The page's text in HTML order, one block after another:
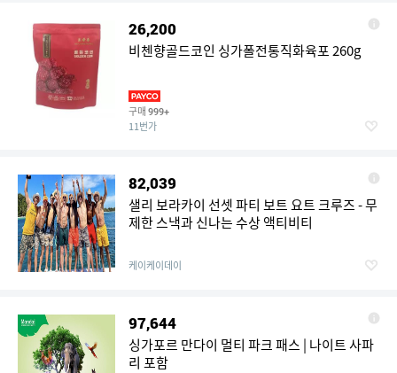
26,200
비첸향골드코인 싱가폴전통직화육포 260g
구매 999+
11번가
82,039
샐리 보라카이 선셋 파티 보트 요트 크루즈 - 무
제한 스낵과 신나는 수상 액티비티
케이케이데이
97,644
싱가포르 만다이 멀티 파크 패스 | 나이트 사파
리 포함